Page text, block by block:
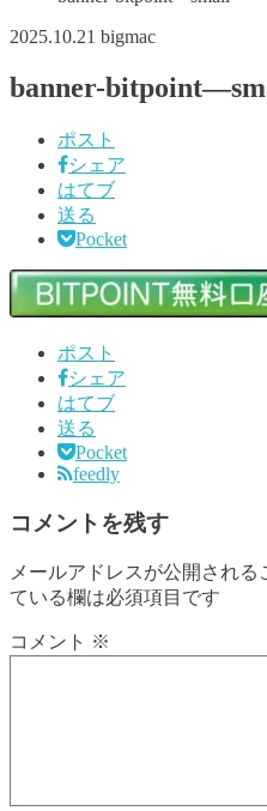
2025.10.21 bigmac
banner-
ポスト
シェア
はてブ
送る
Pocket
ポスト
シェア
はてブ
送る
Pocket
feedly
コメントを残す
メールアドレスが公開される
ている欄は必須項目です
コメント ※